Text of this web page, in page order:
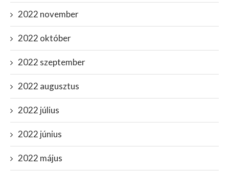
2022 november
2022 október
2022 szeptember
2022 augusztus
2022 július
2022 június
2022 május